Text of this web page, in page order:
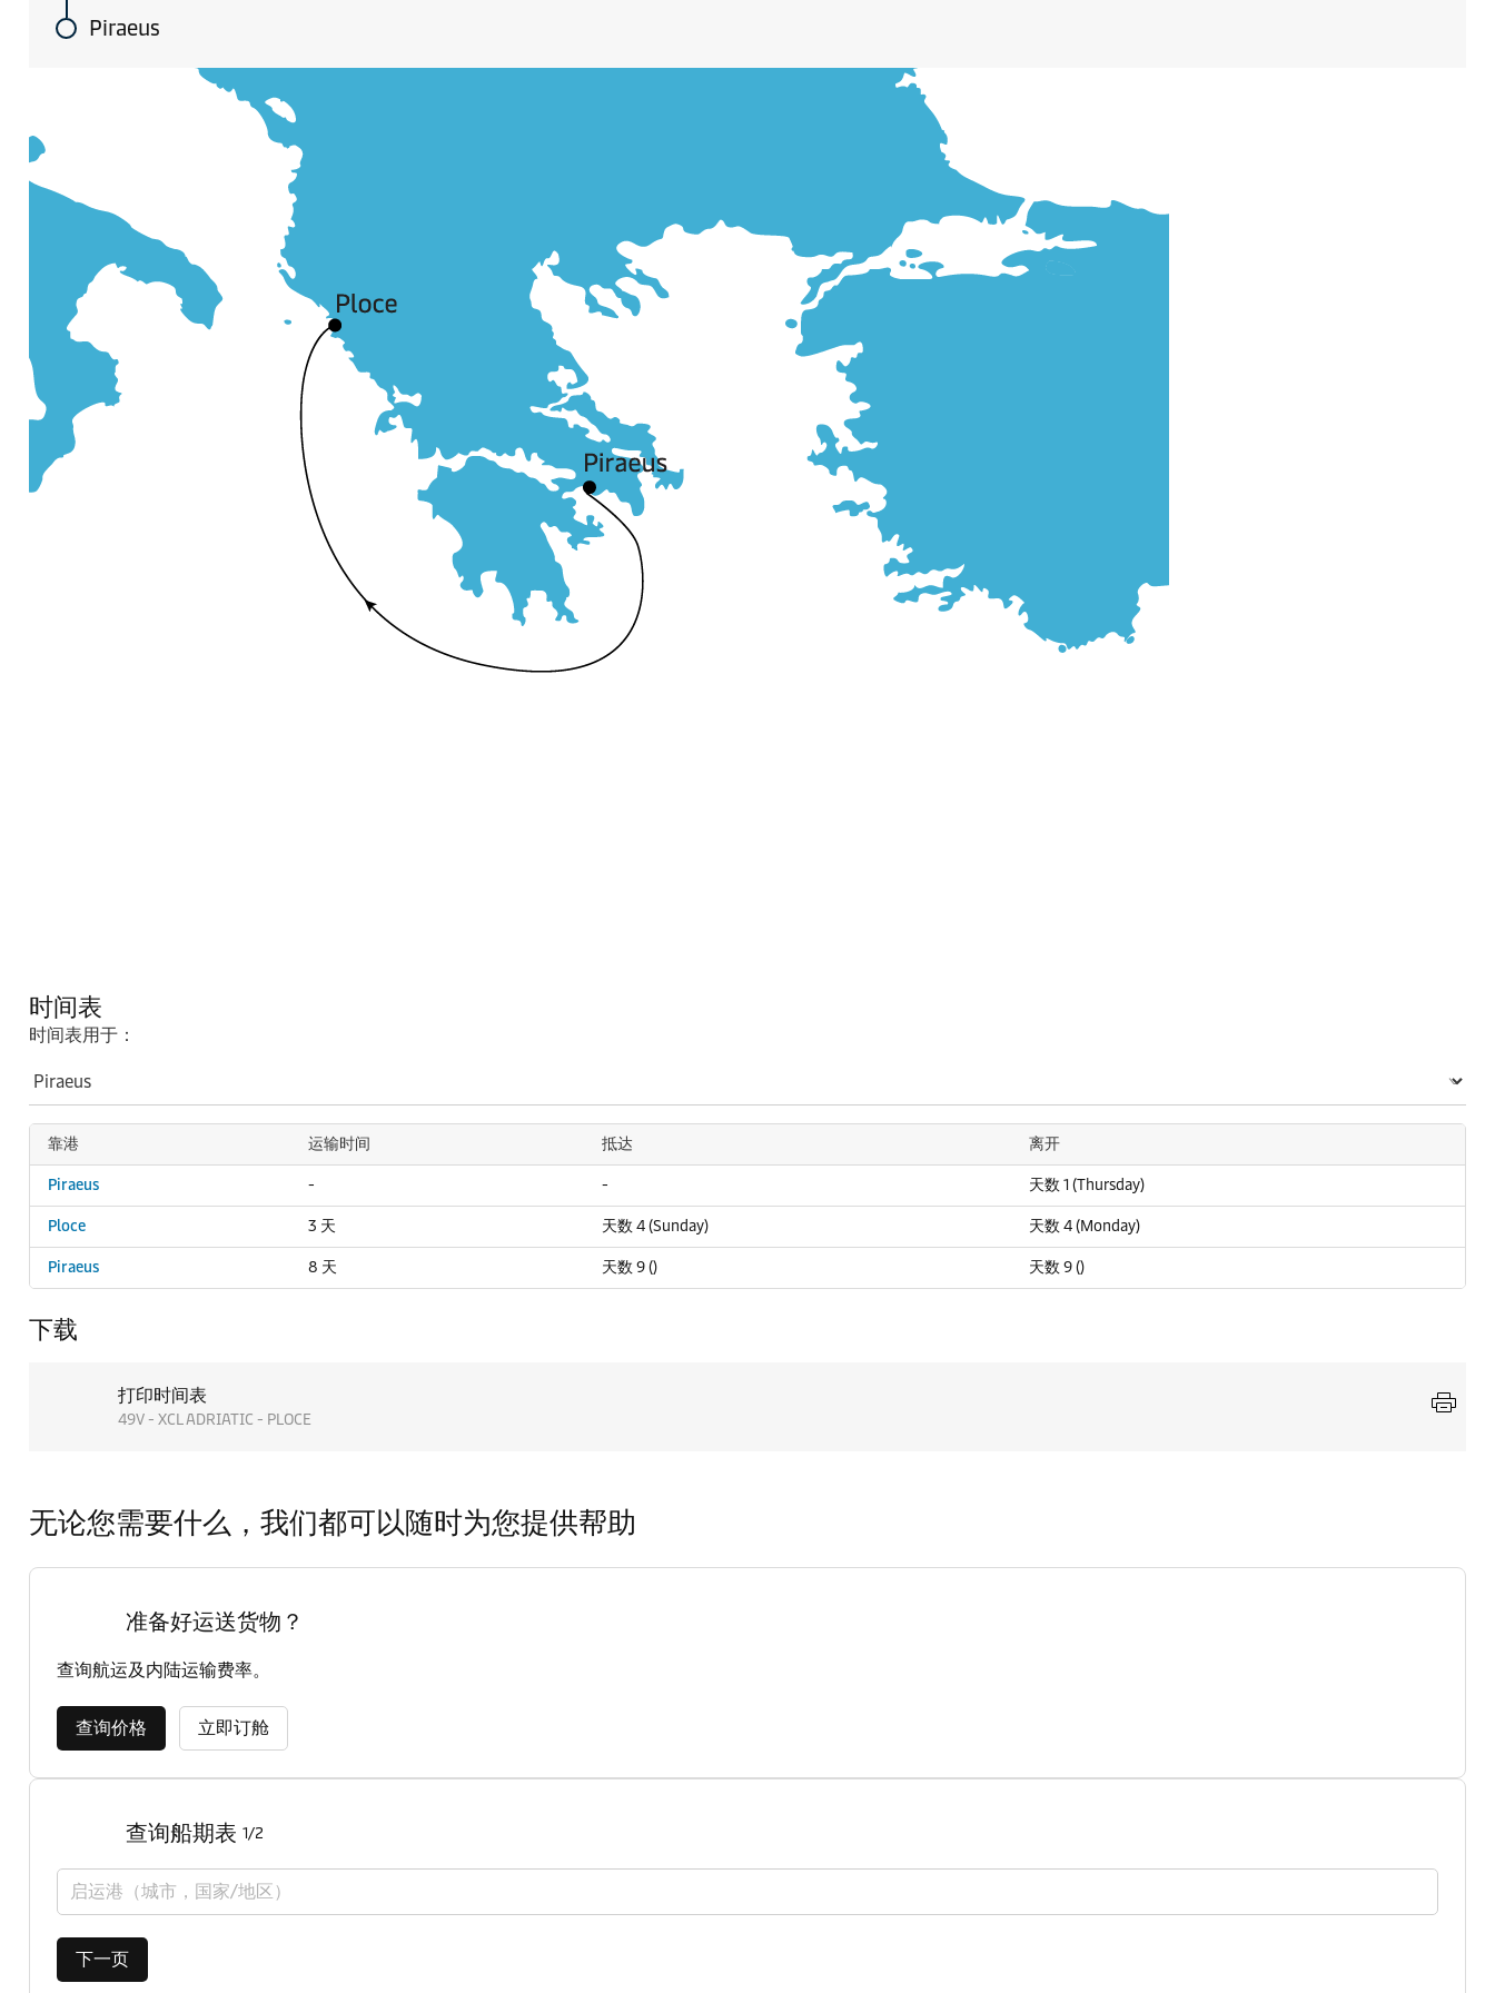
Piraeus
时间表
时间表用于：
靠港 运输时间 抵达 离开
Piraeus - - 天数 1 (Thursday)
Ploce 3 天 天数 4 (Sunday) 天数 4 (Monday)
Piraeus 8 天 天数 9 () 天数 9 ()
下载
打印时间表
49V - XCL ADRIATIC - PLOCE
无论您需要什么，我们都可以随时为您提供帮助
准备好运送货物？
查询航运及内陆运输费率。
查询价格 立即订舱
查询船期表 1/2
启运港（城市，国家/地区）
下一页